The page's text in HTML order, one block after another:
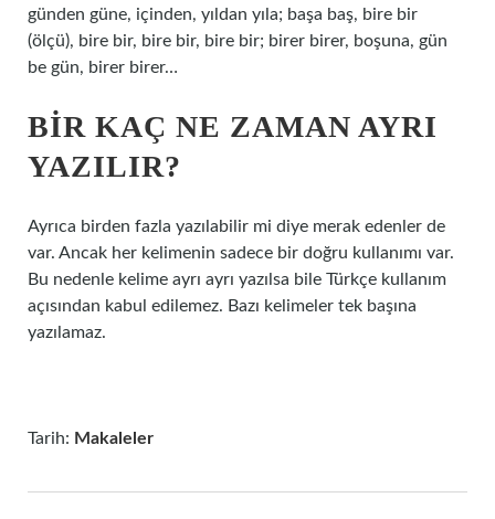
günden güne, içinden, yıldan yıla; başa baş, bire bir
(ölçü), bire bir, bire bir, bire bir; birer birer, boşuna, gün
be gün, birer birer…
BIR KAÇ NE ZAMAN AYRI
YAZILIR?
Ayrıca birden fazla yazılabilir mi diye merak edenler de
var. Ancak her kelimenin sadece bir doğru kullanımı var.
Bu nedenle kelime ayrı ayrı yazılsa bile Türkçe kullanım
açısından kabul edilemez. Bazı kelimeler tek başına
yazılamaz.
Tarih: Makaleler